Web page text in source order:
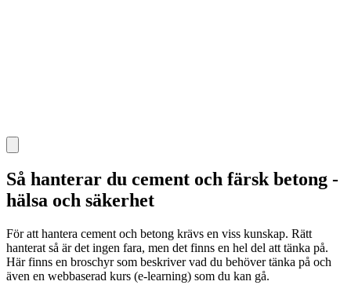
Så hanterar du cement och färsk betong -
hälsa och säkerhet
För att hantera cement och betong krävs en viss kunskap. Rätt
hanterat så är det ingen fara, men det finns en hel del att tänka på.
Här finns en broschyr som beskriver vad du behöver tänka på och
även en webbaserad kurs (e-learning) som du kan gå.